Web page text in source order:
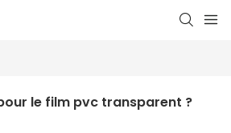
le film pvc transparent ?